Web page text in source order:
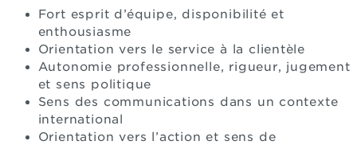
Fort esprit d’équipe, disponibilité et
enthousiasme
Orientation vers le service à la clientèle
Autonomie professionnelle, rigueur, jugement
et sens politique
Sens des communications dans un contexte
international
Orientation vers l’action et sens de